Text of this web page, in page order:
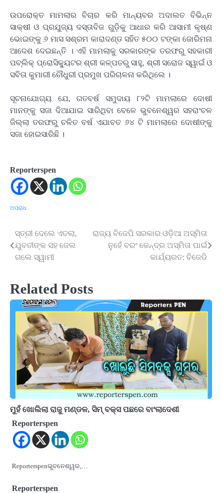
ଉପରୋକ୍ତ ମାମଲାର ବିଚାର କରି ମାନ୍ୟବର ଅଦାଲତ ବିଭିନ୍ନ
ସାକ୍ଷୀ ଓ ପ୍ରଯୁଜ୍ୟ ଦସ୍ତାବିଜ ଗୁଡ଼ିକୁ ଆଧାର କରି ଆସାମୀ କୃଷ୍ଣ
ଭୋଇଙ୍କୁ ୬ ମାସ ସଶ୍ରମ କାରାଦଣ୍ଡ ସହିତ ୫୦୦ ଟଙ୍କା ଜୋରିମନା
ଆଦେଶ ଦେଇଛନ୍ତି । ଏହି ମାମଲାକୁ ସରକାରଙ୍କ ତରଫରୁ ସହକାରୀ
ପବ୍ଲିକ୍ ପ୍ରୋସିକ୍ୟୁଟର ଶ୍ରୀ କଳ୍ପତରୁ ସାହୁ, ଶ୍ରୀ ସରୋଜ ସ୍ୱାଇଁ ଓ
ସବିତା କୁମାରୀ ଚୌଧୁରୀ ପ୍ରମୁଖ ପରିଚାଳନା କରିଥିଲେ ।
ସୂଚନାଯୋଗ୍ୟ ଯେ, ଗତବର୍ଷ ସମୁଦାୟ ୮୨ଟି ମାମଲାରେ ଦୋଷୀ
ମାନଙ୍କୁ ସଜା ଦିଆଯାଇ ସାରିଥିବା ବେଳେ ଭୁବନେଶ୍ୱର ସହରାଂଚଳ
ଜିଲ୍ଲା ତରଫରୁ ଚଳିତ ବର୍ଷ ଏଯାବତ ୬୪ ଟି ମାମଲାରେ ଦୋଷୀଙ୍କୁ
ସଜା ହୋଇସାରିଛି ।
Reporterspen
ଅପରାଧ
Post
navigation
ସ୍ତ୍ରୀ ଦେଲେ ଏତଲା,
ଯୁବତୀଙ୍କ ସହ ଜେଲ
ଗଲେ ସ୍ୱାମୀ
ରାଜ୍ୟ ବିଜେପି ସରକାର ଓଡ଼ିଆ ଅସ୍ମିତା
ନୁହେଁ ବରଂ କେନ୍ଦ୍ର ଅସ୍ମିତା ପାଇଁ
କାର୍ଯ୍ୟରତ: ବିଜେଡି
Related Posts
ମୁହଁ ଖୋଲିଲା ରାଜୁ ମଣ୍ଡଳ, ସିମ୍ ବକ୍ସ ପଛରେ ବାଂଲାଦେଶୀ
Reporterspen
Reporterspenଭୁବନେଶ୍ୱର,…
Reporterspen